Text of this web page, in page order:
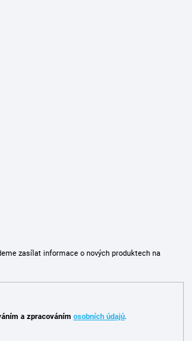
zasílat informace o nových produktech na
a zpracováním osobních údajů.